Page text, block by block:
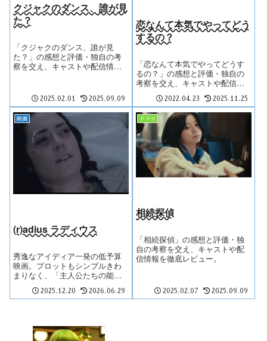
クジャクのダンス、誰が見
た？
「クジャクのダンス、誰が見
た？」の感想と評価・独自の考
察を交え、キャストや配信情報
2025.02.01 2025.09.09
恋なんて本気でやってどう
するの？
「恋なんて本気でやってどうす
るの？」の感想と評価・独自の
考察を交え、キャストや配信情
報を徹底レビュー。
2022.04.23 2025.11.25
映画
(r)adius ラディウス
秀逸なアイディア一発の低予算
映画。プロットもシンプルきわ
まりなく、「主人公たちの能力
なくした記憶とは何か」という
2025.12.20 2026.06.29
ドラマ
相続探偵
「相続探偵」の感想と評価・独
自の考察を交え、キャストや配
信情報を徹底レビュー。
2025.02.07 2025.09.09